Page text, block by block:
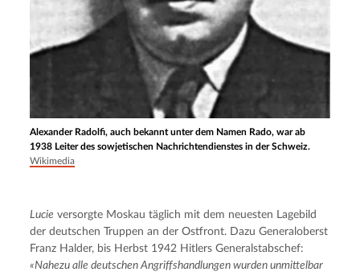
Alexander Radolfi, auch bekannt unter dem Namen Rado, war ab
1938 Leiter des sowjetischen Nachrichtendienstes in der Schweiz.
Wikimedia
Lucie versorgte Moskau täglich mit dem neuesten Lagebild
der deutschen Truppen an der Ostfront. Dazu Generaloberst
«Nahezu alle deutschen Angriffshandlungen wurden unmittelbar